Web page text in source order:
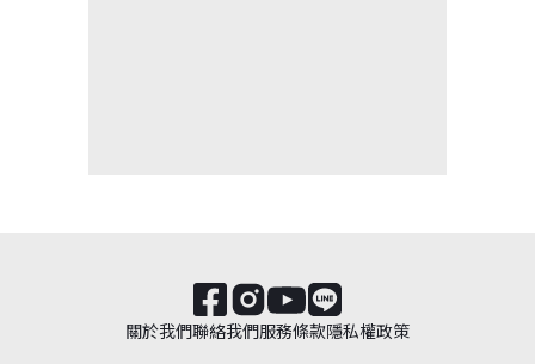
關於我們聯絡我們服務條款隱私權政策